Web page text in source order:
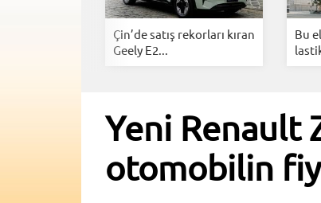
Çin’de satış rekorları kıran
Geely E2...
Bu
Yeni Renault
otomobilin